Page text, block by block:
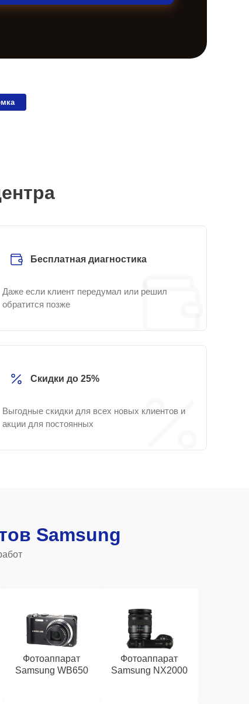
Бесплатная диагностика
Даже если клиент передумал или решил
обратится позже
Скидки до 25%
Выгодные скидки для всех новых клиентов и
акции для постоянных
Samsung
Фотоаппарат
Samsung WB650
Фотоаппарат
Samsung NX2000